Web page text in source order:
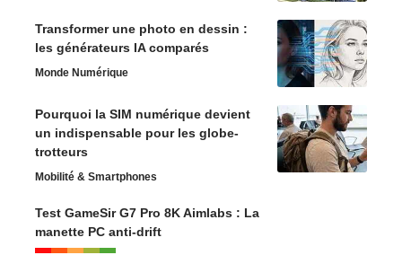
Transformer une photo en dessin :
les générateurs IA comparés
Monde Numérique
Pourquoi la SIM numérique devient
un indispensable pour les globe-
trotteurs
Mobilité & Smartphones
Test GameSir G7 Pro 8K Aimlabs : La
manette PC anti-drift